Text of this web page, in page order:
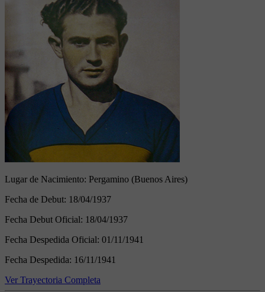
Lugar de Nacimiento: Pergamino (Buenos Aires)
Fecha de Debut: 18/04/1937
Fecha Debut Oficial: 18/04/1937
Fecha Despedida Oficial: 01/11/1941
Fecha Despedida: 16/11/1941
Ver Trayectoria Completa